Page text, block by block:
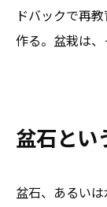
ドバックで再
作る。盆栽は、
盆石とい
盆石、あるい